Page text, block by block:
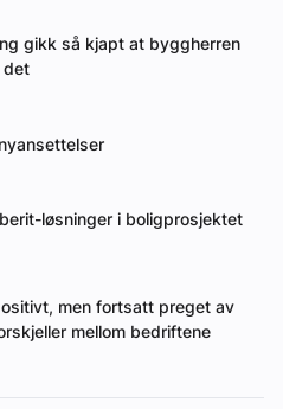
gikk så kjapt at byggherren
det
løsninger i boligprosjektet
men fortsatt preget av
mellom bedriftene